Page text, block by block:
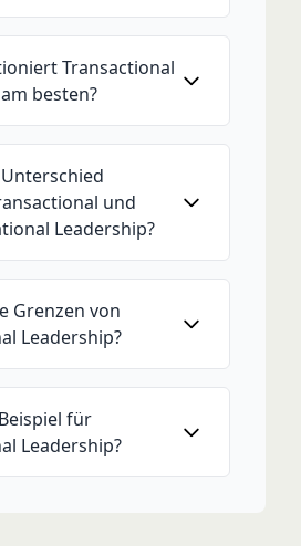
Transactional
besten?
und
Leadership?
Grenzen von
Leadership?
für
Leadership?